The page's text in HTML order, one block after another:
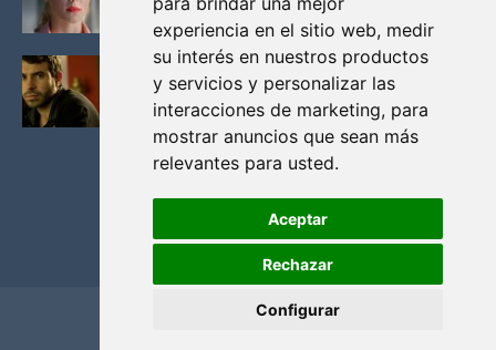
experiencia en el sitio web, medir
su interés en nuestros productos
y servicios y personalizar las
interacciones de marketing, para
mostrar anuncios que sean más
relevantes para usted.
Aceptar
Rechazar
Configurar
Noviembre 30, 2013
BLACK MIRROR: TODA TU HISTORIA. EPISODIO 3.
LA CRITICA
Mayo 17, 2012
Privacidad y cookies
Contacto